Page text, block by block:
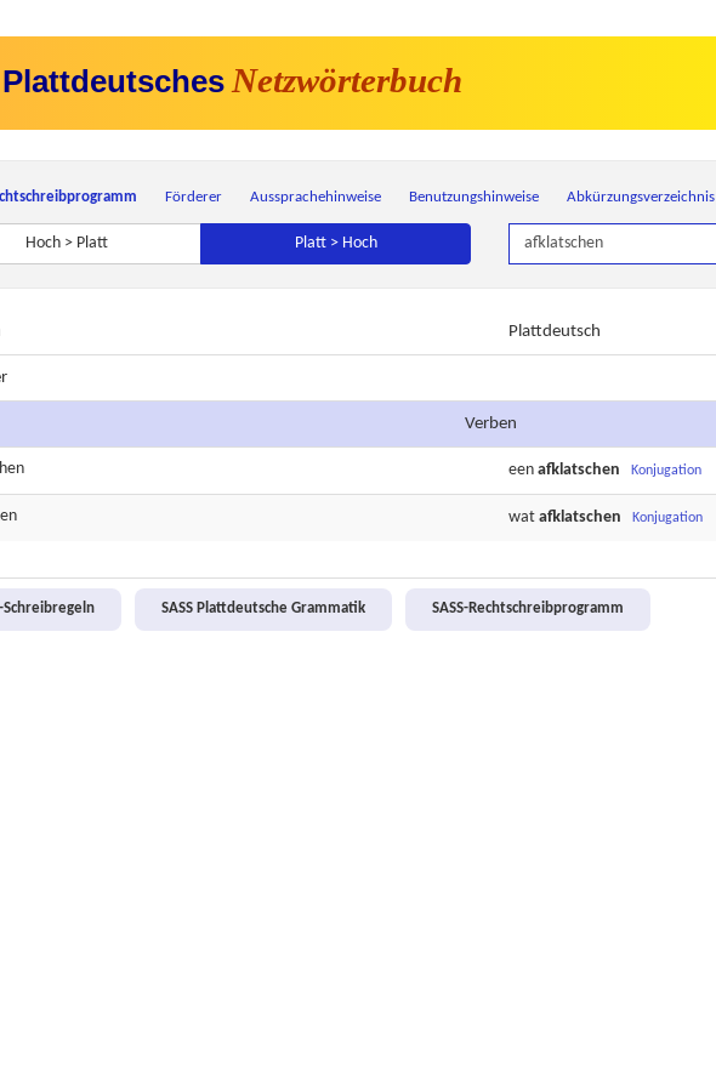
Plattdeutsches Netzwörterbuch
Förderer Aussprachehinweise Benutzungshinweise Abkürzungsverzeichnis
Hoch > Platt Platt > Hoch
Plattdeutsch
Verben
een afklatschen Konjugation
wat afklatschen Konjugation
Schreibregeln SASS Plattdeutsche Grammatik
SASS-Rechtschreibprogramm